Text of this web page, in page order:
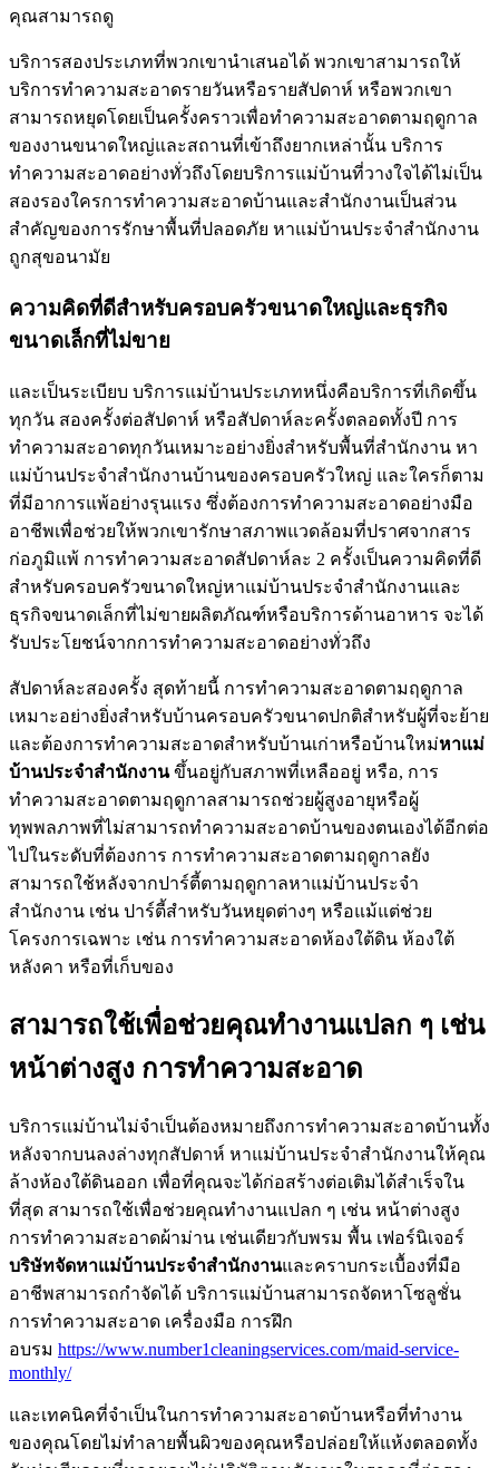
คุณสามารถดู
บริการสองประเภทที่พวกเขานำเสนอได้ พวกเขาสามารถให้
บริการทำความสะอาดรายวันหรือรายสัปดาห์ หรือพวกเขา
สามารถหยุดโดยเป็นครั้งคราวเพื่อทำความสะอาดตามฤดูกาล
ของงานขนาดใหญ่และสถานที่เข้าถึงยากเหล่านั้น บริการ
ทำความสะอาดอย่างทั่วถึงโดยบริการแม่บ้านที่วางใจได้ไม่เป็น
สองรองใครการทำความสะอาดบ้านและสำนักงานเป็นส่วน
สำคัญของการรักษาพื้นที่ปลอดภัย หาแม่บ้านประจำสำนักงาน
ถูกสุขอนามัย
ความคิดที่ดีสำหรับครอบครัวขนาดใหญ่และธุรกิจ
ขนาดเล็กที่ไม่ขาย
และเป็นระเบียบ บริการแม่บ้านประเภทหนึ่งคือบริการที่เกิดขึ้น
ทุกวัน สองครั้งต่อสัปดาห์ หรือสัปดาห์ละครั้งตลอดทั้งปี การ
ทำความสะอาดทุกวันเหมาะอย่างยิ่งสำหรับพื้นที่สำนักงาน หา
แม่บ้านประจำสำนักงานบ้านของครอบครัวใหญ่ และใครก็ตาม
ที่มีอาการแพ้อย่างรุนแรง ซึ่งต้องการทำความสะอาดอย่างมือ
อาชีพเพื่อช่วยให้พวกเขารักษาสภาพแวดล้อมที่ปราศจากสาร
ก่อภูมิแพ้ การทำความสะอาดสัปดาห์ละ 2 ครั้งเป็นความคิดที่ดี
สำหรับครอบครัวขนาดใหญ่หาแม่บ้านประจำสำนักงานและ
ธุรกิจขนาดเล็กที่ไม่ขายผลิตภัณฑ์หรือบริการด้านอาหาร จะได้
รับประโยชน์จากการทำความสะอาดอย่างทั่วถึง
สัปดาห์ละสองครั้ง สุดท้ายนี้ การทำความสะอาดตามฤดูกาล
เหมาะอย่างยิ่งสำหรับบ้านครอบครัวขนาดปกติสำหรับผู้ที่จะย้าย
และต้องการทำความสะอาดสำหรับบ้านเก่าหรือบ้านใหม่หาแม่
บ้านประจำสำนักงานขึ้นอยู่กับสภาพที่เหลืออยู่ หรือ, การ
ทำความสะอาดตามฤดูกาลสามารถช่วยผู้สูงอายุหรือผู้
ทุพพลภาพที่ไม่สามารถทำความสะอาดบ้านของตนเองได้อีกต่อ
ไปในระดับที่ต้องการ การทำความสะอาดตามฤดูกาลยัง
สามารถใช้หลังจากปาร์ตี้ตามฤดูกาลหาแม่บ้านประจำ
สำนักงาน เช่น ปาร์ตี้สำหรับวันหยุดต่างๆ หรือแม้แต่ช่วย
โครงการเฉพาะ เช่น การทำความสะอาดห้องใต้ดิน ห้องใต้
หลังคา หรือที่เก็บของ
สามารถใช้เพื่อช่วยคุณทำงานแปลก ๆ เช่น
หน้าต่างสูง การทำความสะอาด
บริการแม่บ้านไม่จำเป็นต้องหมายถึงการทำความสะอาดบ้านทั้ง
หลังจากบนลงล่างทุกสัปดาห์ หาแม่บ้านประจำสำนักงานให้คุณ
ล้างห้องใต้ดินออก เพื่อที่คุณจะได้ก่อสร้างต่อเติมได้สำเร็จใน
ที่สุด สามารถใช้เพื่อช่วยคุณทำงานแปลก ๆ เช่น หน้าต่างสูง
การทำความสะอาดผ้าม่าน เช่นเดียวกับพรม พื้น เฟอร์นิเจอร์
บริษัทจัดหาแม่บ้านประจำสำนักงานและคราบกระเบื้องที่มือ
อาชีพสามารถกำจัดได้ บริการแม่บ้านสามารถจัดหาโซลูชั่น
การทำความสะอาด เครื่องมือ การฝึก
อบรม https://www.number1cleaningservices.com/maid-service-
monthly/
และเทคนิคที่จำเป็นในการทำความสะอาดบ้านหรือที่ทำงาน
ของคุณโดยไม่ทำลายพื้นผิวของคุณหรือปล่อยให้แห้งตลอดทั้ง